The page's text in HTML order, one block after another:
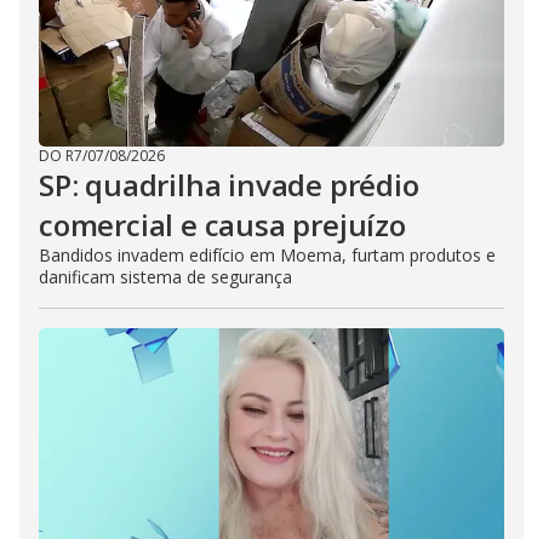
DO R7/07/08/2026
SP: quadrilha invade prédio
comercial e causa prejuízo
Bandidos invadem edifício em Moema, furtam produtos e
danificam sistema de segurança